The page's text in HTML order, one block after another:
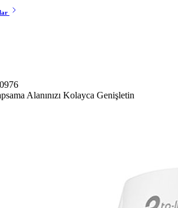
Alanınızı Kolayca Genişletin